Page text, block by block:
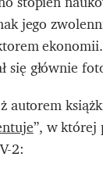
jego
się głównie
autorem
”, w której
2: